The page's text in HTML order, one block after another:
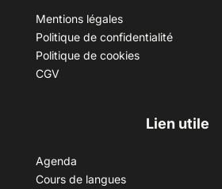
Mentions légales
Politique de confidentialité
Politique de cookies
CGV
Lien utile
Agenda
Cours de langues